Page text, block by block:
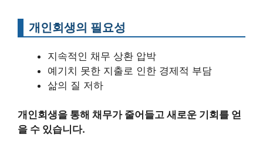
개인회생의 필요성
지속적인 채무 상환 압박
예기치 못한 지출로 인한 경제적 부담
삶의 질 저하
개인회생을 통해 채무가 줄어들고 새로운 기회를 얻
을 수 있습니다.